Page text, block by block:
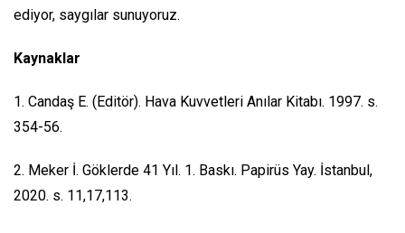
ediyor, saygılar sunuyoruz.
Kaynaklar
1. Candaş E. (Editör). Hava Kuvvetleri Anılar Kitabı. 1997. s.
354-56.
2. Meker İ. Göklerde 41 Yıl. 1. Baskı. Papirüs Yay. İstanbul,
2020. s. 11,17,113.